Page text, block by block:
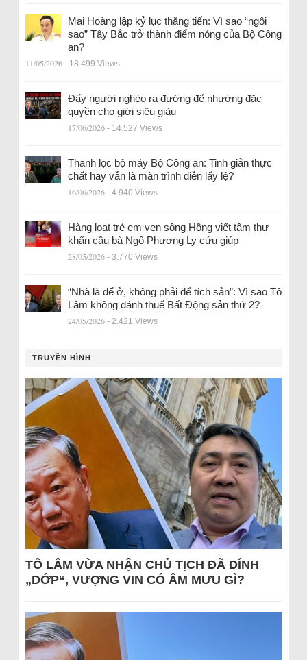
Mai Hoàng lập kỷ lục thăng tiến: Vì sao “ngôi
sao” Tây Bắc trở thành điểm nóng của Bộ Công
an?
11/05/2026 - 18.499 Views
Đẩy người nghèo ra đường để nhường đặc
quyền cho giới siêu giàu
17/06/2026 - 14.527 Views
Thanh lọc bộ máy Bộ Công an: Tinh giản thực
chất hay vẫn là màn trình diễn lấy lệ?
16/06/2026 - 4.940 Views
Hàng loạt trẻ em ven sông Hồng viết tâm thư
khẩn cầu bà Ngô Phương Ly cứu giúp
28/05/2026 - 3.770 Views
“Nhà là để ở, không phải để tích sản”: Vì sao Tô
Lâm không đánh thuế Bất Động sản thứ 2?
24/05/2026 - 2.421 Views
TRUYỀN HÌNH
TÔ LÂM VỪA NHẬN CHỦ TỊCH ĐÃ DÍNH
„DỚP“, VƯỢNG VIN CÓ ÂM MƯU GÌ?